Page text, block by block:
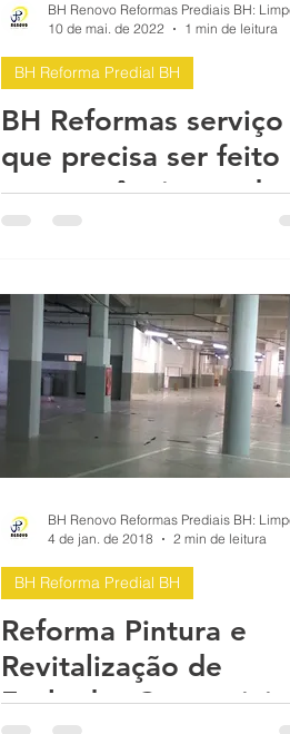
10 de mai. de 2022
1 min de leitura
BH Reforma Predial BH
BH Reformas serviço
que precisa ser feito
com urgência queda
pastilhas e cerâmicas
4 de jan. de 2018
2 min de leitura
BH Reforma Predial BH
Reforma Pintura e
Revitalização de
Fachadas Comerciais